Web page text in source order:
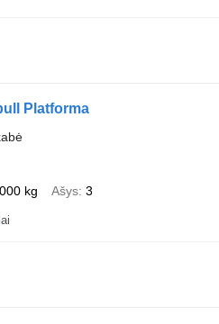
Platforma
kg Ašys 3